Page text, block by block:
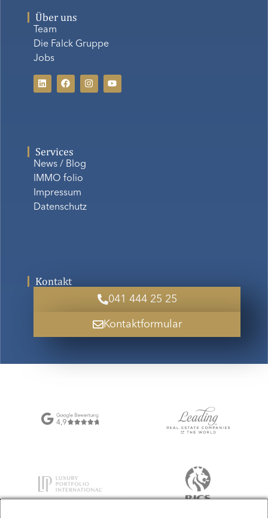
Über uns
Team
Die Falck Gruppe
Jobs
Services
News / Blog
IMMO folio
Impressum
Datenschutz
Kontakt
041 444 25 25
Kontaktformular